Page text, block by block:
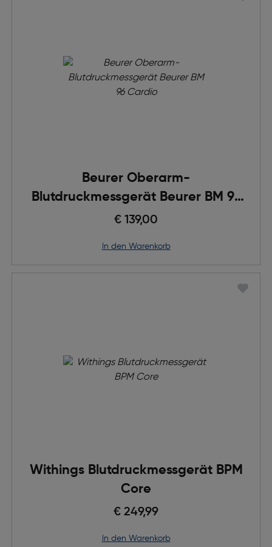
Beurer Oberarm-
Blutdruckmessgerät Beurer BM 96
Cardio
€ 139,00
in den Warenkorb
Withings Blutdruckmessgerät BPM
Core
€ 249,99
in den Warenkorb